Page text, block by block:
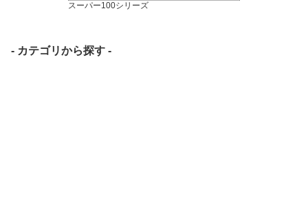
スーパー100シリーズ
- カテゴリから探す -